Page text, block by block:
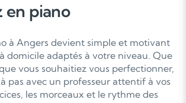
en piano
à Angers devient simple et motivant
domicile adaptés à votre niveau. Que
vous souhaitiez vous perfectionner,
pas avec un professeur attentif à vos
les morceaux et le rythme des